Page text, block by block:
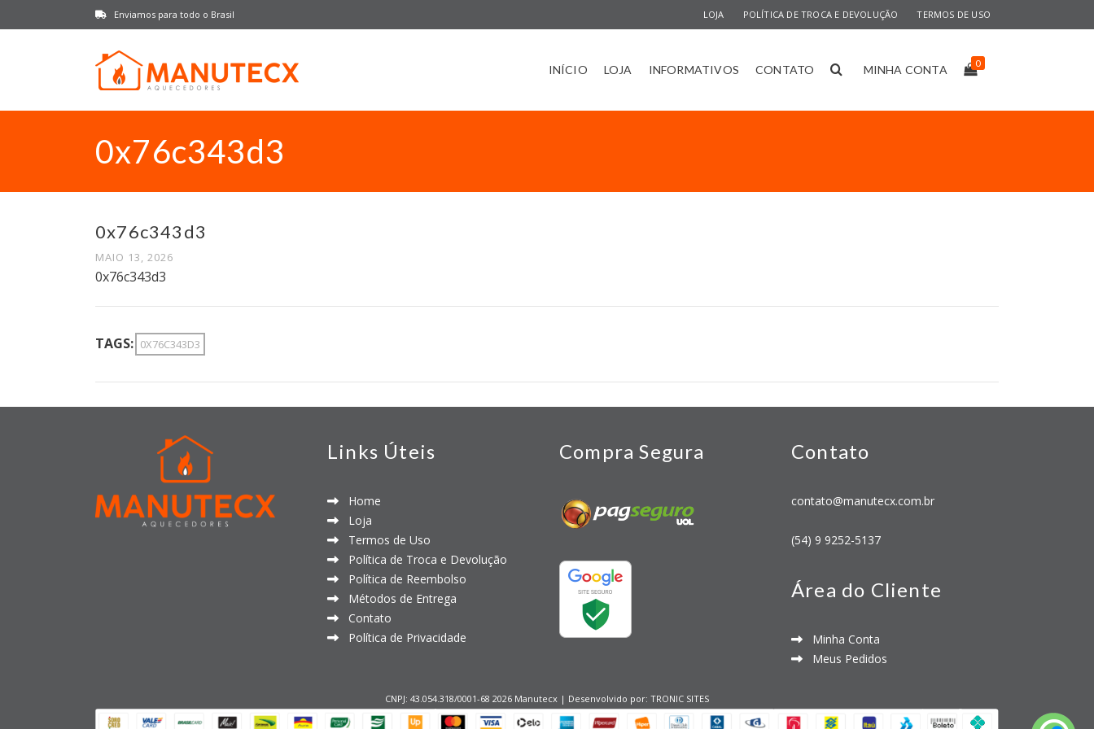
Enviamos para todo o Brasil LOJA POLÍTICA DE TROCA E DEVOLUÇÃO TERMOS DE USO
INÍCIO LOJA INFORMATIVOS CONTATO MINHA CONTA 0
0x76c343d3
0x76c343d3
MAIO 13, 2026
0x76c343d3
TAGS: 0X76C343D3
Links Úteis
Home
Loja
Termos de Uso
Política de Troca e Devolução
Política de Reembolso
Métodos de Entrega
Contato
Política de Privacidade
Compra Segura Contato
contato@manutecx.com.br
(54) 9 9252-5137
Área do Cliente
Minha Conta
Meus Pedidos
CNPJ: 43.054.318/0001-68 2026 Manutecx | Desenvolvido por: TRONIC SITES